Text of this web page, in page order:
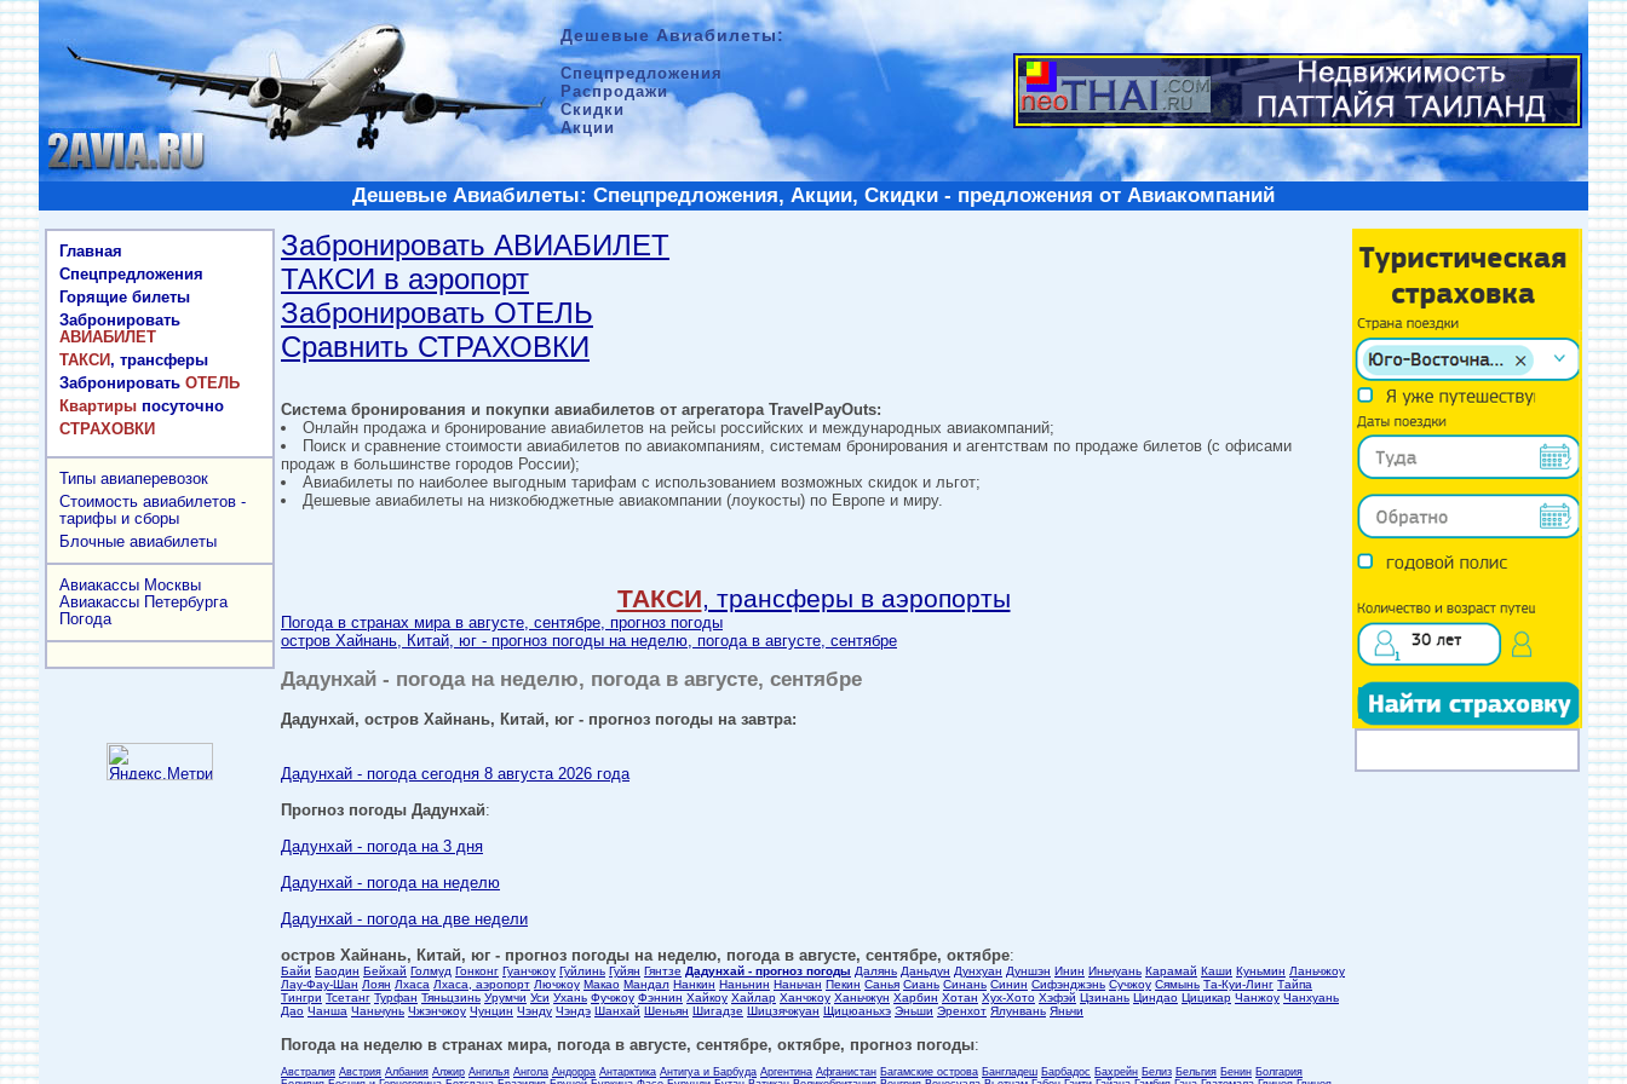
Дешевые Авиабилеты:
Спецпредложения
Распродажи
Скидки
Акции
Дешевые Авиабилеты: Спецпредложения, Акции, Скидки - предложения от Авиакомпаний
Главная
Спецпредложения
Горящие билеты
Забронировать
АВИАБИЛЕТ
ТАКСИ, трансферы
Забронировать ОТЕЛЬ
Квартиры посуточно
СТРАХОВКИ
Типы авиаперевозок
Стоимость авиабилетов -
тарифы и сборы
Блочные авиабилеты
Авиакассы Москвы
Авиакассы Петербурга
Погода
Забронировать АВИАБИЛЕТ
ТАКСИ в аэропорт
Забронировать ОТЕЛЬ
Сравнить СТРАХОВКИ
Система бронирования и покупки авиабилетов от агрегатора TravelPayOuts:
Онлайн продажа и бронирование авиабилетов на рейсы российских и международных авиакомпаний;
Поиск и сравнение стоимости авиабилетов по авиакомпаниям, системам бронирования и агентствам по продаже билетов (с офисами
продаж в большинстве городов России);
Авиабилеты по наиболее выгодным тарифам с использованием возможных скидок и льгот;
Дешевые авиабилеты на низкобюджетные авиакомпании (лоукосты) по Европе и миру.
ТАКСИ, трансферы в аэропорты
Погода в странах мира в августе, сентябре, прогноз погоды
остров Хайнань, Китай, юг - прогноз погоды на неделю, погода в августе, сентябре
Дадунхай - погода на неделю, погода в августе, сентябре
Дадунхай, остров Хайнань, Китай, юг - прогноз погоды на завтра:
Дадунхай - погода сегодня 8 августа 2026 года
Прогноз погоды Дадунхай:
Дадунхай - погода на 3 дня
Дадунхай - погода на неделю
Дадунхай - погода на две недели
остров Хайнань, Китай, юг - прогноз погоды на неделю, погода в августе, сентябре, октябре:
Байи Баодин Бейхай Голмуд Гонконг Гуанчжоу Гуйлинь Гуйян Гянтзе Дадунхай - прогноз погоды Далянь Даньдун Дунхуан Дуншэн Инин Иньчуань Карамай Каши Куньмин Ланьчжоу
Лау-Фау-Шан Лоян Лхаса Лхаса, аэропорт Лючжоу Макао Мандал Нанкин Наньнин Наньчан Пекин Санья Сиань Синань Синин Сифэнджэнь Сучжоу Сямынь Та-Куи-Линг Тайпа
Тингри Тсетанг Турфан Тяньцзинь Урумчи Уси Ухань Фучжоу Фэннин Хайкоу Хайлар Ханчжоу Ханьчжун Харбин Хотан Хух-Хото Хэфэй Цзинань Циндао Цицикар Чанжоу Чанхуань
Дао Чанша Чаньчунь Чжэнчжоу Чунцин Чэнду Чэндэ Шанхай Шеньян Шигадзе Шицзячжуан Щицюаньхэ Эньши Эренхот Ялунвань Яньчи
Погода на неделю в странах мира, погода в августе, сентябре, октябре, прогноз погоды:
Австралия Австрия Албания Алжир Ангилья Ангола Андорра Антарктика Антигуа и Барбуда Аргентина Афганистан Багамские острова Бангладеш Барбадос Бахрейн Белиз Бельгия Бенин Болгария